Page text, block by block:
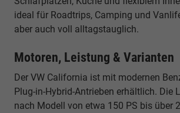
ideal für Roadtrips, Camping und
aber auch voll alltagstauglich.
Motoren, Leistung & Varianten
Der VW California ist mit modernen
Plug-in-Hybrid-Antrieben erhältlich. Die
nach Modell von etwa 150 PS bis über